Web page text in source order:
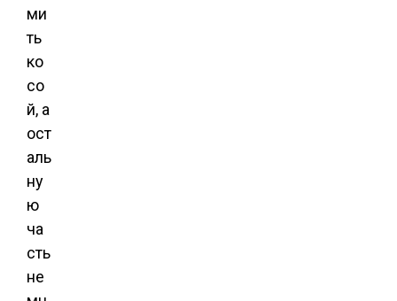
ми
ть
ко
со
й, а
ост
аль
ну
ю
ча
сть
не